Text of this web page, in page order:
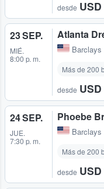
desde
23 SEP.
MIÉ.
8:00 p. m.
Atlanta
Barclays
Más de 200
desde
24 SEP.
JUE.
7:30 p. m.
Phoebe
Barclays
Más de 200
desde